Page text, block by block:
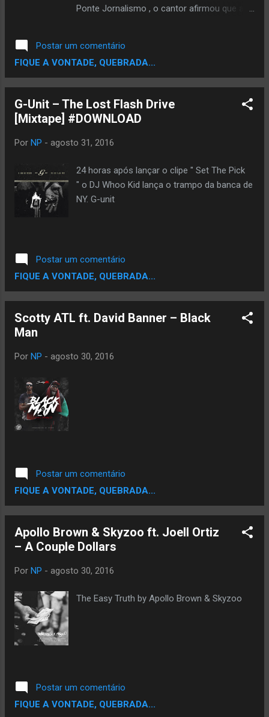
Ponte Jornalismo , o cantor afirmou que a
ânsia de um retorno de um ente querido.
A ideia inicial não era ter uma letra ácida, que
remetesse diretamente às famílias
Emicida teve como uma de suas inspirações
para escrever a letra justamente o povo de
Cabo Verde. Seus anseios e história, que
naquele povoado até hoje. Videoclipe da
música “Chapa” — No entanto, a música
representa essas pessoas [brasileiras].
em todos nós. Porque cada um pode ser um
Postar um comentário
FIQUE A VONTADE, QUEBRADA...
G-Unit – The Lost Flash Drive
[Mixtape] #DOWNLOAD
Por NP - agosto 31, 2016
24 horas após lançar o clipe " Set The Pick
" o DJ Whoo Kid lança o trampo da banca de
NY. G-unit
Postar um comentário
FIQUE A VONTADE, QUEBRADA...
Scotty ATL ft. David Banner – Black
Man
Por NP - agosto 30, 2016
Postar um comentário
FIQUE A VONTADE, QUEBRADA...
Apollo Brown & Skyzoo ft. Joell Ortiz
– A Couple Dollars
Por NP - agosto 30, 2016
The Easy Truth by Apollo Brown & Skyzoo
Postar um comentário
FIQUE A VONTADE, QUEBRADA...